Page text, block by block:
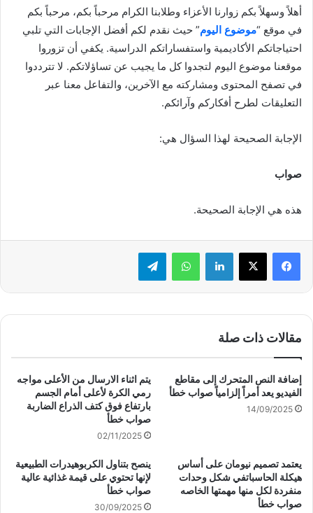
أهلاً وسهلاً بكم زوارنا الأعزاء وطلابنا الكرام مرحباً بكم، مرحباً بكم
في موقع “موضوع اليوم” حيث نقدم لكم أفضل الإجابات التي تلبي
احتياجاتكم الأكاديمية واستفساراتكم الدراسية. يكفي أن تزوروا
موقعنا موضوع اليوم لتجدوا كل ما يجيب عن تساؤلاتكم. لا تترددوا
في تصفح المحتوى ومشاركته مع الآخرين، والتفاعل معنا عبر
التعليقات لطرح أفكاركم وآرائكم.
الإجابة الصحيحة لهذا السؤال هي:
صواب
هذه هي الإجابة الصحيحة.
لينكدإن واتساب تيلقرام
مقالات ذات صلة
إضافة النص المتحرك إلى مقاطع
الفيديو يعد أمراً إلزامياً صواب خطأ
14/09/2025
يتم اثناء الارسال من الأعلى مواجه
رمي الكرة لأعلى أمام الجسم
بارتفاع فوق كتف الذراع الضاربة
صواب خطأ
02/11/2025
يعتمد تصميم نيومان على أساس
هيكلة الحاسباتفي شكل وحدات
منفردة لكل منها مهمتها الخاصه
صواب خطأ
ينصح بتناول الكربوهيدرات الطبيعية
لإنها تحتوي على قيمة غذائية عالية
صواب خطأ
30/09/2025